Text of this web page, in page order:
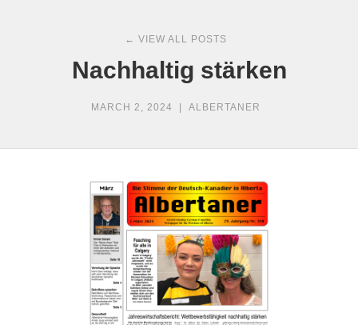
← VIEW ALL POSTS
Nachhaltig stärken
MARCH 2, 2024 ALBERTANER